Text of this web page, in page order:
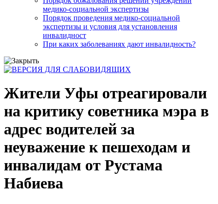
медико-социальной экспертизы
Порядок проведения медико-социальной
экспертизы и условия для установления
инвалидност
При каких заболеваниях дают инвалидность?
Жители Уфы отреагировали
на критику советника мэра в
адрес водителей за
неуважение к пешеходам и
инвалидам от Рустама
Набиева